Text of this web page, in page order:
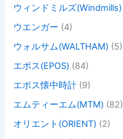
ウィンドミルズ(Windmills)
ウエンガー (4)
ウォルサム(WALTHAM) (5)
エポス(EPOS) (84)
エポス懐中時計 (9)
エムティーエム(MTM) (82)
オリエント(ORIENT) (2)